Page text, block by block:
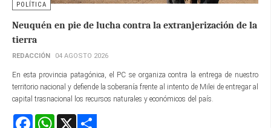
POLÍTICA
Neuquén en pie de lucha contra la extranjerización de la
tierra
REDACCIÓN 04 AGOSTO 2026
En esta provincia patagónica, el PC se organiza contra la entrega de nuestro
territorio nacional y defiende la soberanía frente al intento de Milei de entregar al
capital trasnacional los recursos naturales y económicos del país.
FacebookWhatsApp